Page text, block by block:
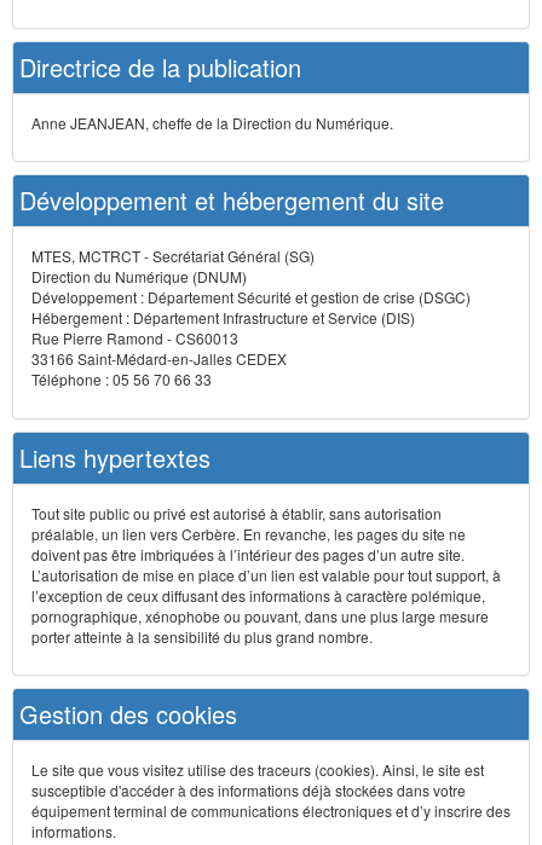
Directrice de la publication
Anne JEANJEAN, cheffe de la Direction du Numérique.
Développement et hébergement du site
MTES, MCTRCT - Secrétariat Général (SG)
Direction du Numérique (DNUM)
Développement : Département Sécurité et gestion de crise (DSGC)
Hébergement : Département Infrastructure et Service (DIS)
Rue Pierre Ramond - CS60013
33166 Saint-Médard-en-Jalles CEDEX
Téléphone : 05 56 70 66 33
Liens hypertextes
Tout site public ou privé est autorisé à établir, sans autorisation
préalable, un lien vers Cerbère. En revanche, les pages du site ne
doivent pas être imbriquées à l’intérieur des pages d’un autre site.
L’autorisation de mise en place d’un lien est valable pour tout support, à
l’exception de ceux diffusant des informations à caractère polémique,
pornographique, xénophobe ou pouvant, dans une plus large mesure
porter atteinte à la sensibilité du plus grand nombre.
Gestion des cookies
Le site que vous visitez utilise des traceurs (cookies). Ainsi, le site est
susceptible d'accéder à des informations déjà stockées dans votre
équipement terminal de communications électroniques et d’y inscrire des
informations.